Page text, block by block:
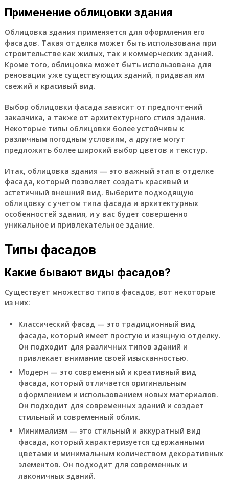
Применение облицовки здания
Облицовка здания применяется для оформления его
фасадов. Такая отделка может быть использована при
строительстве как жилых, так и коммерческих зданий.
Кроме того, облицовка может быть использована для
реновации уже существующих зданий, придавая им
свежий и красивый вид.
Выбор облицовки фасада зависит от предпочтений
заказчика, а также от архитектурного стиля здания.
Некоторые типы облицовки более устойчивы к
различным погодным условиям, а другие могут
предложить более широкий выбор цветов и текстур.
Итак, облицовка здания — это важный этап в отделке
фасада, который позволяет создать красивый и
эстетичный внешний вид. Выберите подходящую
облицовку с учетом типа фасада и архитектурных
особенностей здания, и у вас будет совершенно
уникальное и привлекательное здание.
Типы фасадов
Какие бывают виды фасадов?
Существует множество типов фасадов, вот некоторые
из них:
Классический фасад — это традиционный вид
фасада, который имеет простую и изящную отделку.
Он подходит для различных типов зданий и
привлекает внимание своей изысканностью.
Модерн — это современный и креативный вид
фасада, который отличается оригинальным
оформлением и использованием новых материалов.
Он подходит для современных зданий и создает
стильный и современный облик.
Минимализм — это стильный и аккуратный вид
фасада, который характеризуется сдержанными
цветами и минимальным количеством декоративных
элементов. Он подходит для современных и
лаконичных зданий.